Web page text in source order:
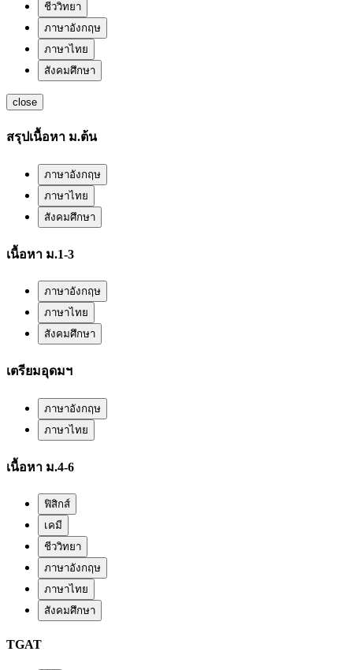
ชีววิทยา
ภาษาอังกฤษ
ภาษาไทย
สังคมศึกษา
close
สรุปเนื้อหา ม.ต้น
ภาษาอังกฤษ
ภาษาไทย
สังคมศึกษา
เนื้อหา ม.1-3
ภาษาอังกฤษ
ภาษาไทย
สังคมศึกษา
เตรียมอุดมฯ
ภาษาอังกฤษ
ภาษาไทย
เนื้อหา ม.4-6
ฟิสิกส์
เคมี
ชีววิทยา
ภาษาอังกฤษ
ภาษาไทย
สังคมศึกษา
TGAT